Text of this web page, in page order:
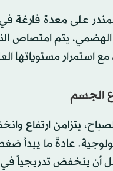
على معدة فارغة
يتم امتصاص
استمرار مستوياتها
الجسم
يتزامن ارتفاع
عادةً ما يبدأ
أن ينخفض تدريجياً في